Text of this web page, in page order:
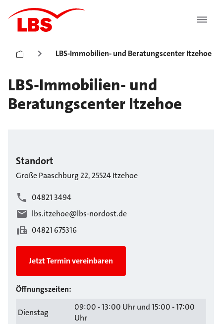
LBS-Immobilien- und Beratungscenter Itzehoe
LBS-Immobilien- und
Beratungscenter Itzehoe
Standort
Große Paaschburg 22, 25524Itzehoe
04821 3494
lbs.itzehoe@lbs-nordost.de
04821 675316
Jetzt Termin vereinbaren
Öffnungszeiten:
Dienstag
09:00 - 13:00 Uhr und 15:00 - 17:00
Uhr